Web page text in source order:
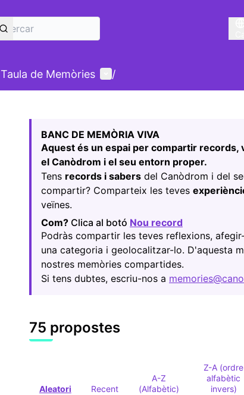
Taula de Memòries Menú d'usuari
/
BANC DE MEMÒRIA VIVA
Aquest és un espai per compartir records,
el Canòdrom i el seu entorn proper.
Tens records i sabers del Canòdrom i del
compartir? Comparteix les teves
veïnes.
Com? Clica al botó Nou record
(Obrir en
Podràs compartir les teves reflexions,
una categoria i geolocalitzar-lo. D'aquesta
nostres memòries compartides.
Si tens dubtes, escriu-nos a
75 propostes
Aleatori Recent
A-Z
(Alfabètic)
Z-A (ordre
alfabètic
invers)